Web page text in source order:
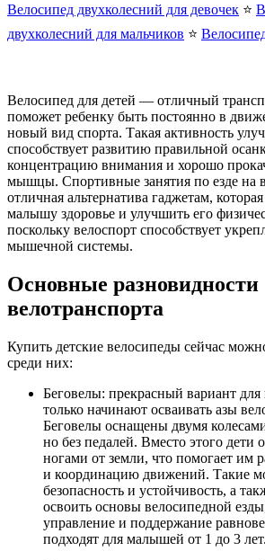
Велосипед двухколесний для девочек ⭐
двухколесний для мальчиков ⭐
Велосипед для детей — отличный
поможет ребенку быть постоянно в
новый вид спорта. Такая активность
способствует развитию правильной
концентрацию внимания и хорошо
мышцы. Спортивные занятия по езде на
отличная альтернатива гаджетам,
малышу здоровье и улучшить его
поскольку велоспорт способствует
мышечной системы.
Основные разновидности
велотранспорта
Купить детские велосипеды сейчас
среди них:
Беговелы: прекрасный вариант
только начинают осваивать азы
Беговелы оснащены двумя
но без педалей. Вместо этого дети
ногами от земли, что помогает им
и координацию движений. Такие
безопасность и устойчивость, а
освоить основы велосипедной
управление и поддержание
подходят для малышей от 1 до 3 лет.